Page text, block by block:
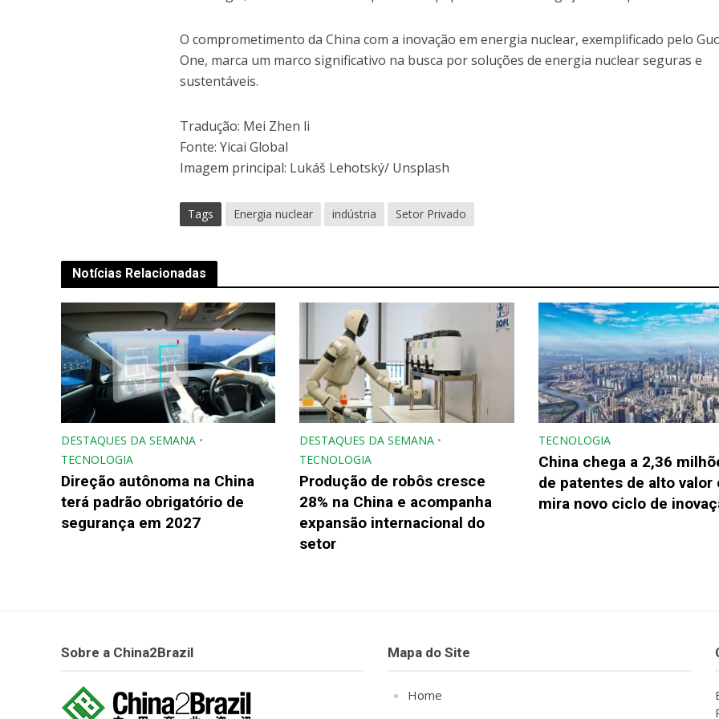
O comprometimento da China com a inovação em energia nuclear, exemplificado pelo
One, marca um marco significativo na busca por soluções de energia nuclear seguras e
sustentáveis.
Tradução: Mei Zhen li
Fonte: Yicai Global
Imagem principal: Lukáš Lehotský/ Unsplash
Tags Energia nuclear indústria Setor Privado
Notícias Relacionadas
DESTAQUES DA SEMANA •
TECNOLOGIA
Direção autônoma na China
terá padrão obrigatório de
segurança em 2027
DESTAQUES DA SEMANA •
TECNOLOGIA
Produção de robôs cresce
28% na China e acompanha
expansão internacional do
setor
TECNOLOGIA
China chega a 2,36
de patentes de alto valor
mira novo ciclo de
Sobre a China2Brazil Mapa do Site
Home